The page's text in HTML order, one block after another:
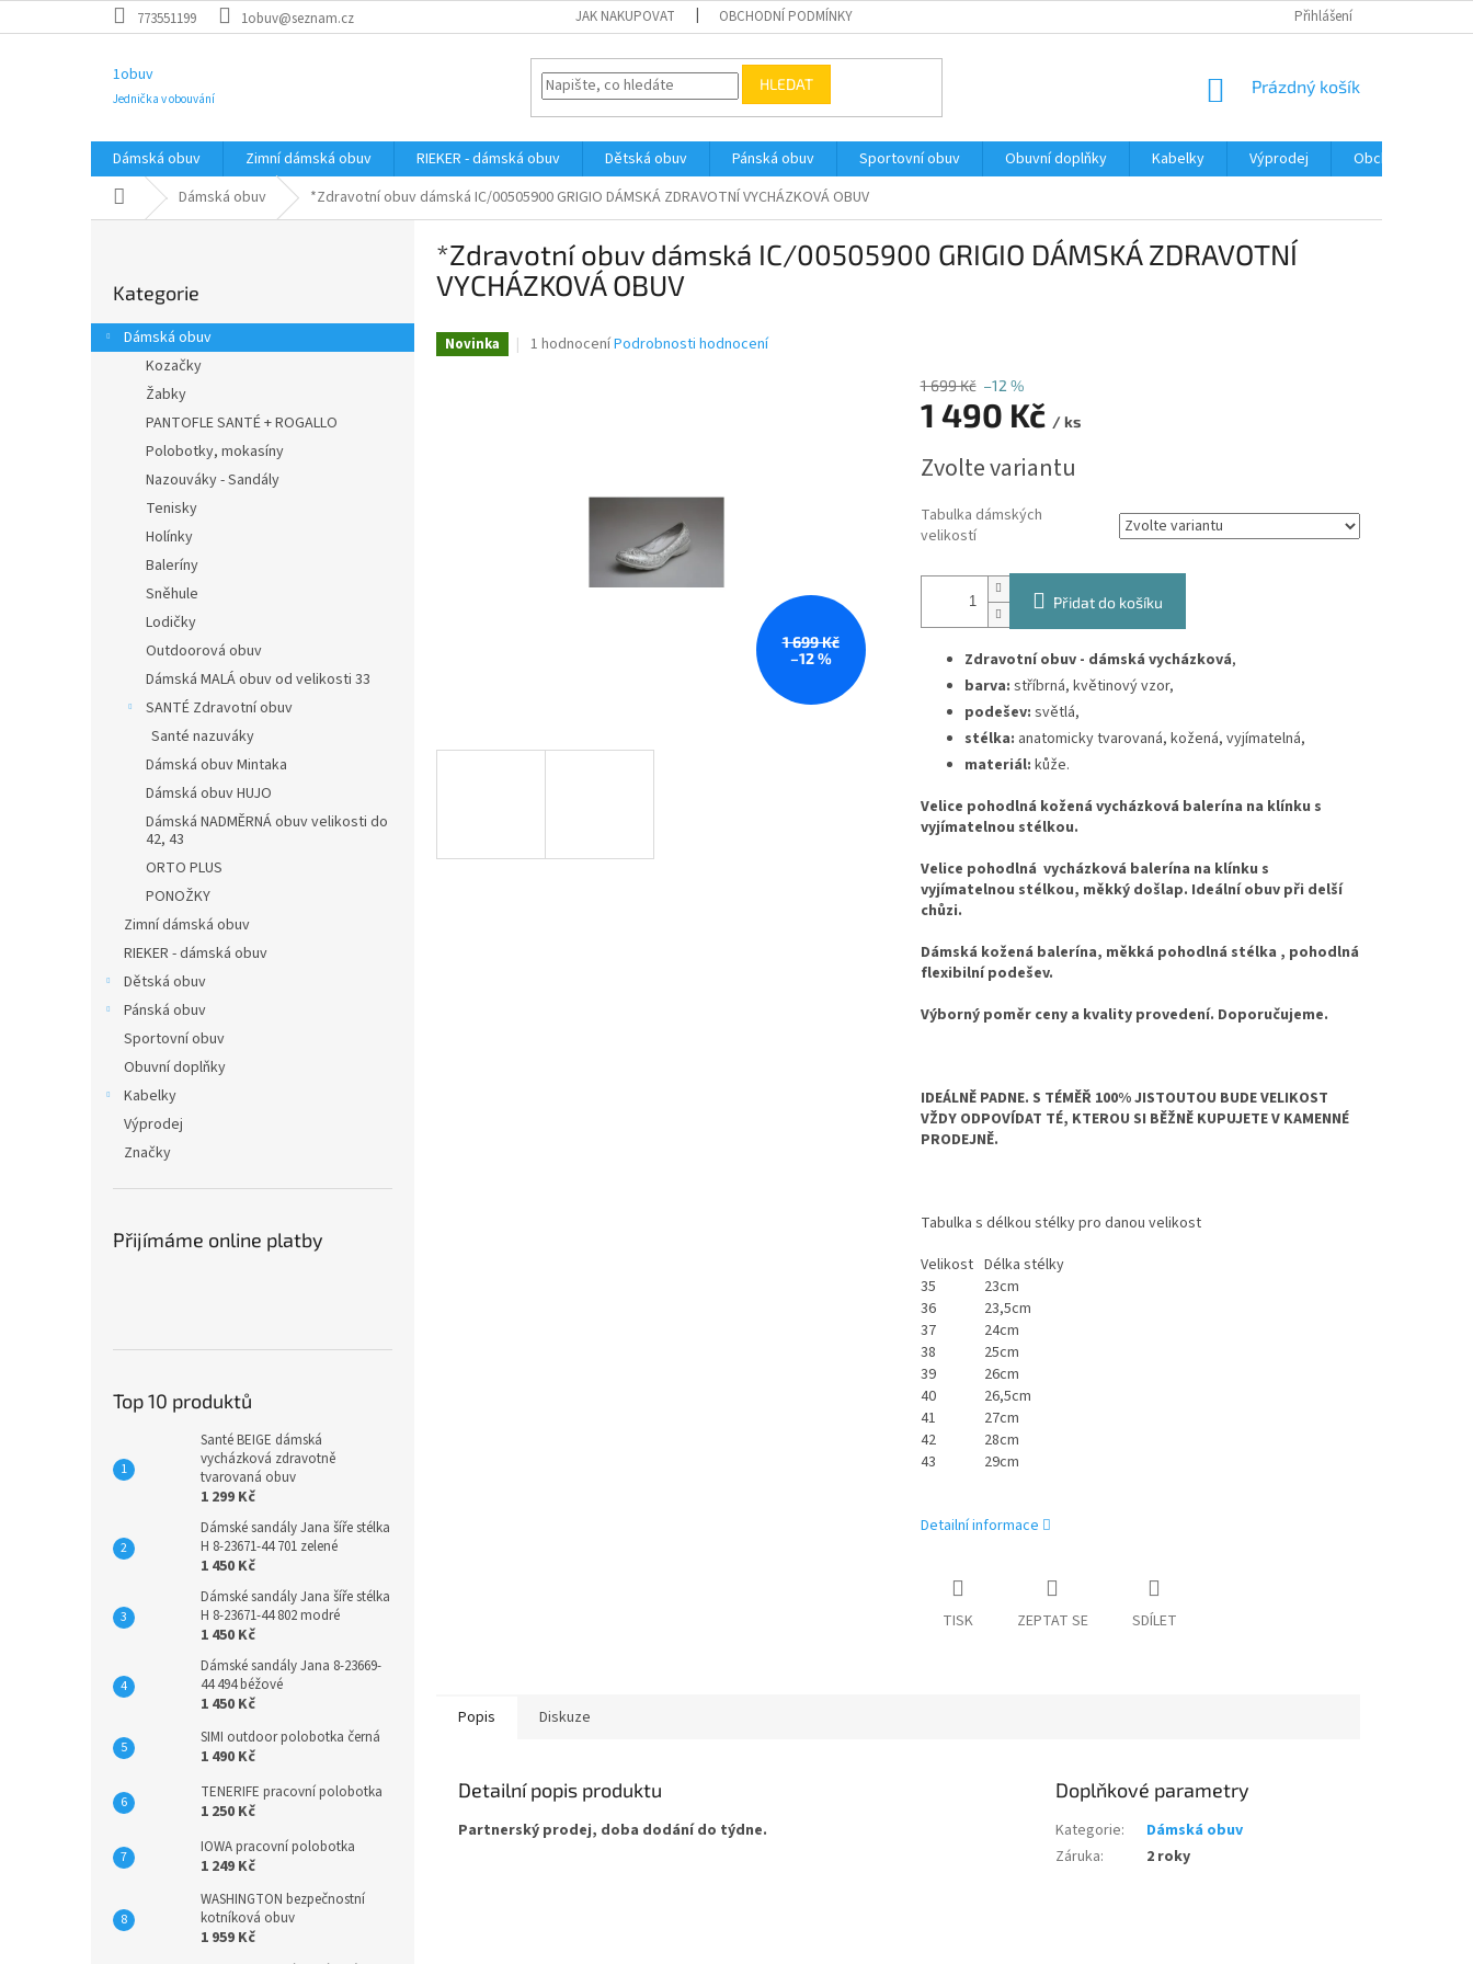
na
773551199 1obuv@seznam.cz JAK NAKUPOVAT OBCHODNÍ PODMÍNKY Přihlášení
1obuv
Jednička v obouvání
HLEDAT
NÁKUPNÍ
Prázdný košík
Dámská obuv Zimní dámská obuv RIEKER - dámská obuv Dětská obuv Pánská obuv Sportovní obuv Obuvní doplňky Kabelky Výprodej
Obchodní
Domů Dámská obuv *Zdravotní obuv dámská IC/00505900 GRIGIO DÁMSKÁ ZDRAVOTNÍ VYCHÁZKOVÁ OBUV
r
a
kategorie
Kategorie
Dámská obuv
Kozačky
Žabky
PANTOFLE SANTÉ + ROGALLO
Polobotky, mokasíny
Nazouváky - Sandály
Tenisky
Holínky
Baleríny
Sněhule
Lodičky
Outdoorová obuv
Dámská MALÁ obuv od velikosti 33
SANTÉ Zdravotní obuv
Santé nazuváky
Dámská obuv Mintaka
Dámská obuv HUJO
Dámská NADMĚRNÁ obuv velikosti do
42, 43
ORTO PLUS
PONOŽKY
Zimní dámská obuv
RIEKER - dámská obuv
Dětská obuv
Pánská obuv
Sportovní obuv
Obuvní doplňky
Kabelky
Výprodej
Značky
Přijímáme online platby
Top 10 produktů
Santé BEIGE dámská
vycházková zdravotně
tvarovaná obuv
1 299 Kč
Dámské sandály Jana šíře stélka
H 8-23671-44 701 zelené
1 450 Kč
Dámské sandály Jana šíře stélka
H 8-23671-44 802 modré
1 450 Kč
Dámské sandály Jana 8-23669-
44 494 béžové
1 450 Kč
SIMI outdoor polobotka černá
1 490 Kč
TENERIFE pracovní polobotka
1 250 Kč
IOWA pracovní polobotka
1 249 Kč
WASHINGTON bezpečnostní
kotníková obuv
1 959 Kč
*Zdravotní obuv dámská IC/00505900 GRIGIO DÁMSKÁ ZDRAVOTNÍ
VYCHÁZKOVÁ OBUV
Novinka
Průměrné
1 hodnoceníPodrobnosti hodnocení
1 699 Kč
–12 %
1 699 Kč –12 %
1 490 Kč / ks
cena:
Zvolte variantu
Tabulka dámských
velikostí
Přidat do košíku
Zdravotní obuv - dámská vycházková,
barva: stříbrná, květinový vzor,
podešev: světlá,
stélka: anatomicky tvarovaná, kožená, vyjímatelná,
materiál: kůže.
Velice pohodlná kožená vycházková balerína na klínku s
vyjímatelnou stélkou.
Velice pohodlná vycházková balerína na klínku s
vyjímatelnou stélkou, měkký došlap. Ideální obuv při delší
chůzi.
Dámská kožená balerína, měkká pohodlná stélka , pohodlná
flexibilní podešev.
Výborný poměr ceny a kvality provedení. Doporučujeme.
IDEÁLNĚ PADNE. S TÉMĚŘ 100% JISTOUTOU BUDE VELIKOST
VŽDY ODPOVÍDAT TÉ, KTEROU SI BĚŽNĚ KUPUJETE V KAMENNÉ
PRODEJNĚ.
Tabulka s délkou stélky pro danou velikost
Velikost Délka stélky
35
23cm
36
23,5cm
37
24cm
38
25cm
39
26cm
40
26,5cm
41
27cm
42
28cm
43
29cm
Detailní informace
TISK ZEPTAT SE SDÍLET
Popis Diskuze
Detailní popis produktu
Partnerský prodej, doba dodání do týdne.
Doplňkové parametry
Kategorie:
Dámská obuv
Záruka: 2 roky